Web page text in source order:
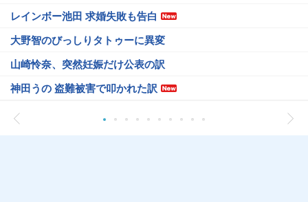
レインボー池田 求婚失敗も告白
大野智のびっしりタトゥーに異変
山崎怜奈、突然妊娠だけ公表の訳
神田うの 盗難被害で叩かれた訳